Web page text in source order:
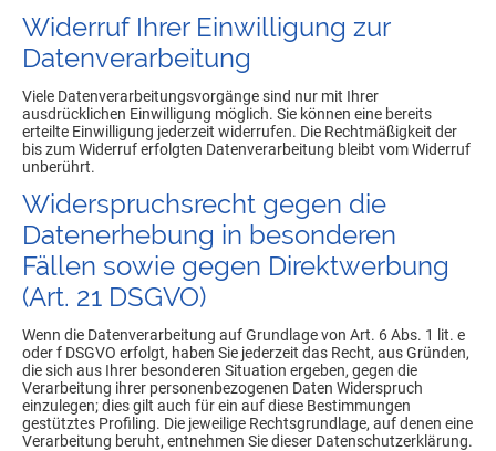
Widerruf Ihrer Einwilligung zur
Datenverarbeitung
Viele Datenverarbeitungsvorgänge sind nur mit Ihrer
ausdrücklichen Einwilligung möglich. Sie können eine bereits
erteilte Einwilligung jederzeit widerrufen. Die Rechtmäßigkeit der
bis zum Widerruf erfolgten Datenverarbeitung bleibt vom Widerruf
unberührt.
Widerspruchsrecht gegen die
Datenerhebung in besonderen
Fällen sowie gegen Direktwerbung
(Art. 21 DSGVO)
Wenn die Datenverarbeitung auf Grundlage von Art. 6 Abs. 1 lit. e
oder f DSGVO erfolgt, haben Sie jederzeit das Recht, aus Gründen,
die sich aus Ihrer besonderen Situation ergeben, gegen die
Verarbeitung ihrer personenbezogenen Daten Widerspruch
einzulegen; dies gilt auch für ein auf diese Bestimmungen
gestütztes Profiling. Die jeweilige Rechtsgrundlage, auf denen eine
Verarbeitung beruht, entnehmen Sie dieser Datenschutzerklärung.